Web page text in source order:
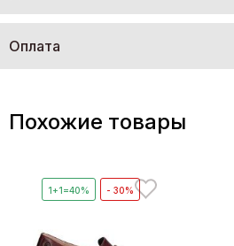
Оплата
Похожие товары
1+1=40% - 30%